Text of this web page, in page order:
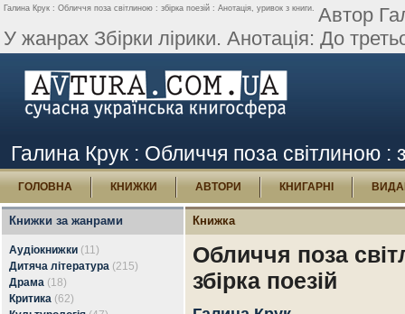
Галина Крук : Обличчя поза світлиною : збірка поезій : Анотація, уривок з книги. Автор
У жанрах Збірки лірики. Анотація: До
Галина Крук : Обличчя поза світлиною :
ГОЛОВНА КНИЖКИ АВТОРИ КНИГАРНІ
Книжки за жанрами
Аудіокнижки (11)
Дитяча література (215)
Драма (18)
Критика (62)
Книжка
Обличчя поза
збірка поезій